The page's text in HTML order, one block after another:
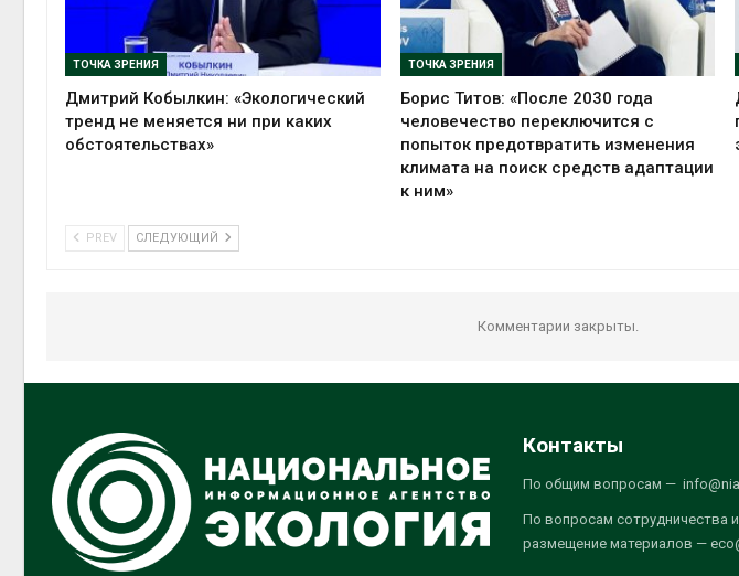
ТОЧКА ЗРЕНИЯ
Дмитрий Кобылкин: «Экологический
тренд не меняется ни при каких
обстоятельствах»
ТОЧКА ЗРЕНИЯ
Борис Титов: «После 2030 года
человечество переключится с
попыток предотвратить изменения
климата на поиск средств адаптации
к ним»
PREV СЛЕДУЮЩИЙ
Комментарии закрыты.
Контакты
По общим вопросам —
По вопросам сотрудничества
размещение материалов —